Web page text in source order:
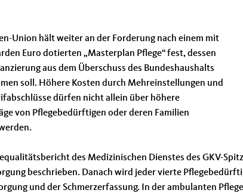
Union hält weiter an der Forderung nach einem mit
Euro dotierten „Masterplan Pflege“ fest, dessen
aus dem Überschuss des Bundeshaushalts
soll. Höhere Kosten durch Mehreinstellungen und
dürfen nicht allein über höhere
von Pflegebedürftigen oder deren Familien
des Medizinischen Dienstes des GKV-
beschrieben. Danach wird jeder vierte
und der Schmerzerfassung. In der ambulanten